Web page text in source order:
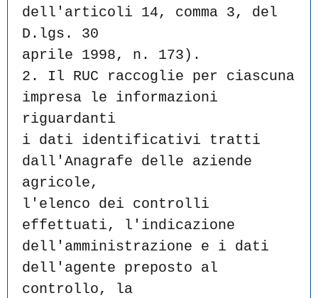
dell'articoli 14, comma 3, del
D.lgs. 30
aprile 1998, n. 173).
2. Il RUC raccoglie per ciascuna
impresa le informazioni
riguardanti
i dati identificativi tratti
dall'Anagrafe delle aziende
agricole,
l'elenco dei controlli
effettuati, l'indicazione
dell'amministrazione e i dati
dell'agente preposto al
controllo, la